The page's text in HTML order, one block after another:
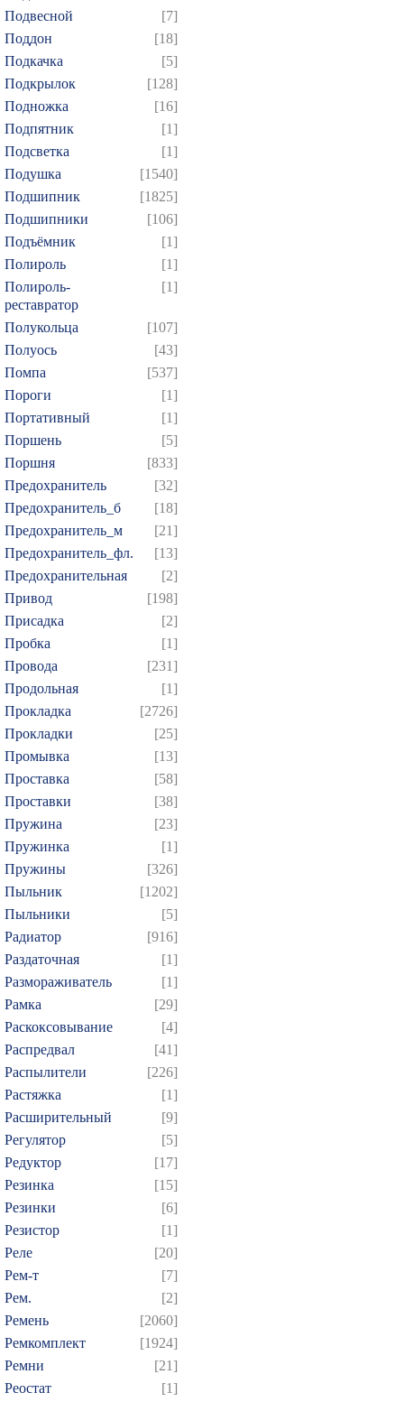
Подвесной
[7]
Поддон
[18]
Подкачка
[5]
Подкрылок
[128]
Подножка
[16]
Подпятник
[1]
Подсветка
[1]
Подушка
[1540]
Подшипник
[1825]
Подшипники
[106]
Подъёмник
[1]
Полироль
[1]
Полироль-
реставратор
[1]
Полукольца
[107]
Полуось
[43]
Помпа
[537]
Пороги
[1]
Портативный
[1]
Поршень
[5]
Поршня
[833]
Предохранитель
[32]
Предохранитель_б
[18]
Предохранитель_м
[21]
Предохранитель_фл.
[13]
Предохранительная
[2]
Привод
[198]
Присадка
[2]
Пробка
[1]
Провода
[231]
Продольная
[1]
Прокладка
[2726]
Прокладки
[25]
Промывка
[13]
Проставка
[58]
Проставки
[38]
Пружина
[23]
Пружинка
[1]
Пружины
[326]
Пыльник
[1202]
Пыльники
[5]
Радиатор
[916]
Раздаточная
[1]
Размораживатель
[1]
Рамка
[29]
Раскоксовывание
[4]
Распредвал
[41]
Распылители
[226]
Растяжка
[1]
Расширительный
[9]
Регулятор
[5]
Редуктор
[17]
Резинка
[15]
Резинки
[6]
Резистор
[1]
Реле
[20]
Рем-т
[7]
Рем.
[2]
Ремень
[2060]
Ремкомплект
[1924]
Ремни
[21]
Реостат
[1]